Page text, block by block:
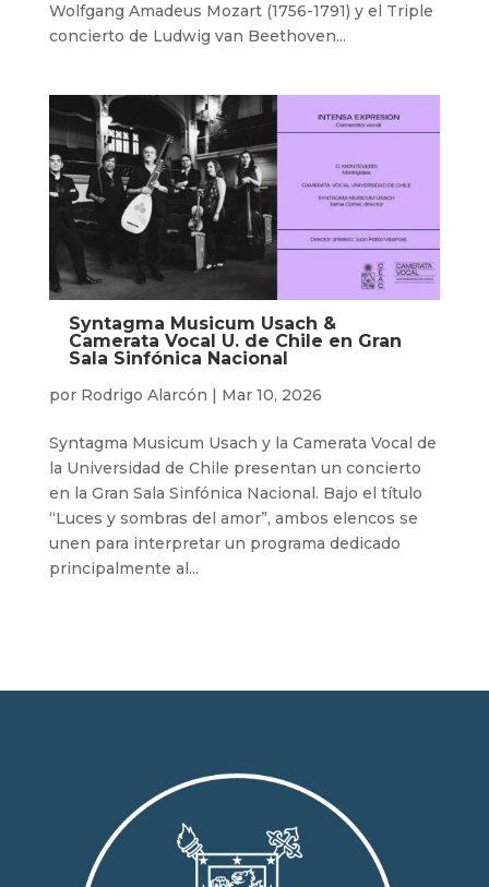
Wolfgang Amadeus Mozart (1756-1791) y el Triple
concierto de Ludwig van Beethoven...
Syntagma Musicum Usach &
Camerata Vocal U. de Chile en Gran
Sala Sinfónica Nacional
por Rodrigo Alarcón Mar 10, 2026
Syntagma Musicum Usach y la Camerata Vocal de
la Universidad de Chile presentan un concierto
en la Gran Sala Sinfónica Nacional. Bajo el título
“Luces y sombras del amor”, ambos elencos se
unen para interpretar un programa dedicado
principalmente al...